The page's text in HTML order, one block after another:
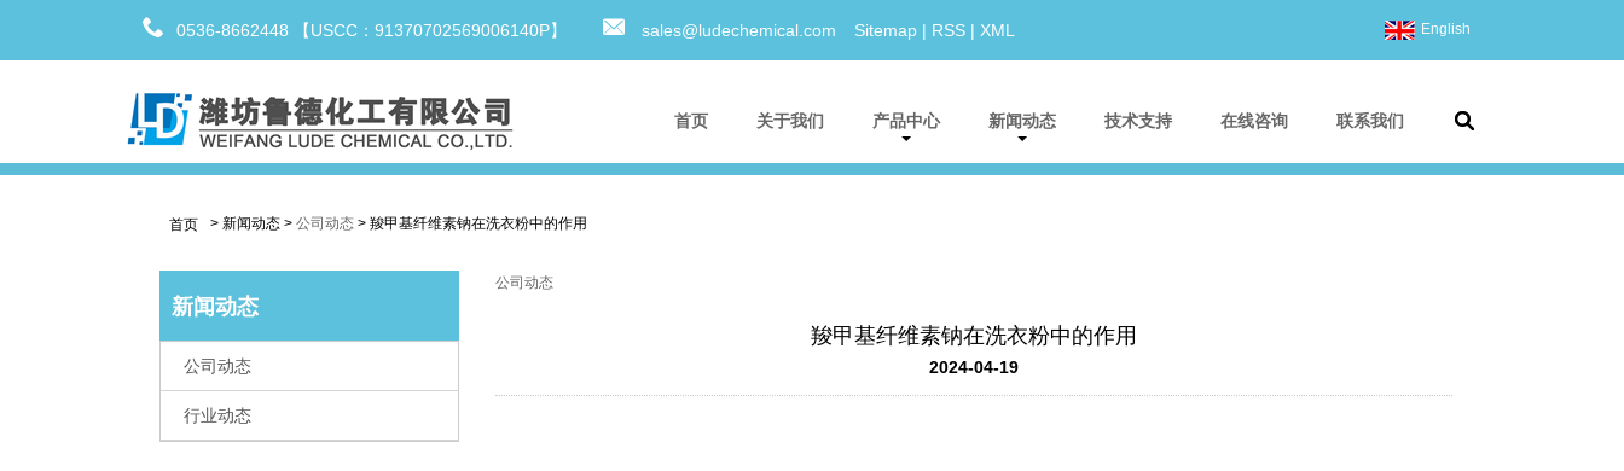
English
0536-8662448 【USCC：91370702569006140P】 sales@ludechemical.com Sitemap| RSS| XML
首页 关于我们 产品中心 新闻动态 技术支持 在线咨询 联系我们
首页 > 新闻动态 > 公司动态 > 羧甲基纤维素钠在洗衣粉中的作用
新闻动态
公司动态
行业动态
公司动态
羧甲基纤维素钠在洗衣粉中的作用
2024-04-19